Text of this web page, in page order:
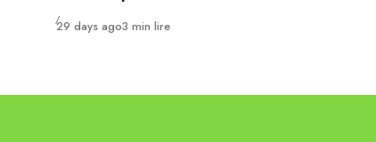
Publié
29 days ago3 min lire